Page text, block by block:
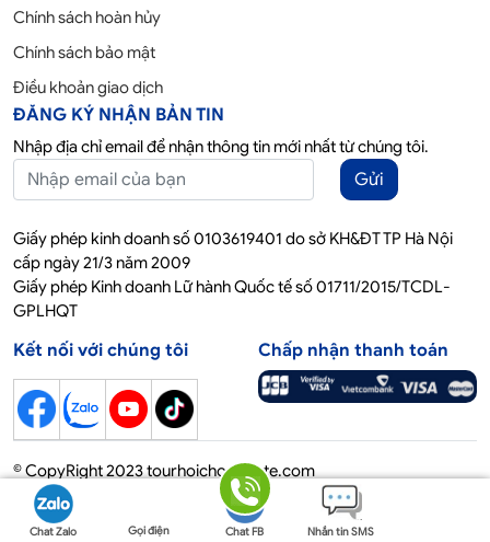
Chat Zalo Gọi điện Chat FB Nhắn tin SMS
Chính sách hoàn hủy
Chính sách bảo mật
Điều khoản giao dịch
ĐĂNG KÝ NHẬN BẢN TIN
Nhập địa chỉ email để nhận thông tin mới nhất từ chúng tôi.
Gửi
Giấy phép kinh doanh số 0103619401 do sở KH&ĐT TP Hà Nội
cấp ngày 21/3 năm 2009
Giấy phép Kinh doanh Lữ hành Quốc tế số 01711/2015/TCDL-
GPLHQT
Kết nối với chúng tôi Chấp nhận thanh toán
© CopyRight 2023 tourhoichoquocte.com